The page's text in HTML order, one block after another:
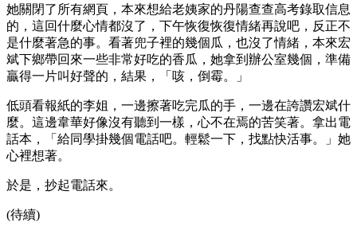
她關閉了所有網頁，本來想給老姨家的丹陽查查高考錄取信息
的，這回什麼心情都沒了，下午恢復恢復情緒再說吧，反正不
是什麼著急的事。看著兜子裡的幾個瓜，也沒了情緒，本來宏
斌下鄉帶回來一些非常好吃的香瓜，她拿到辦公室幾個，準備
贏得一片叫好聲的，結果，「咳，倒霉。」
低頭看報紙的李姐，一邊擦著吃完瓜的手，一邊在誇讚宏斌什
麼。這邊韋華好像沒有聽到一樣，心不在焉的苦笑著。拿出電
話本，「給同學掛幾個電話吧。輕鬆一下，找點快活事。」她
心裡想著。
於是，抄起電話來。
(待續)